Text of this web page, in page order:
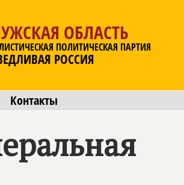
ОБЛАСТЬ
ПОЛИТИЧЕСКАЯ ПАРТИЯ
РОССИЯ
Контакты